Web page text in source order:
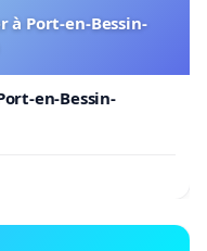
Port-en-Bessin-
en-Bessin-